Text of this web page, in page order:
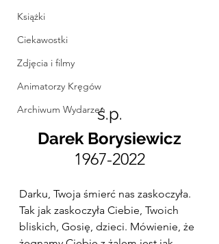
Książki
Ciekawostki
Zdjęcia i filmy
Animatorzy Kręgów
Archiwum Wydarzenś.p.
Darek Borysiewicz
1967-2022
Darku, Twoja śmierć nas zaskoczyła.
Tak jak zaskoczyła Ciebie, Twoich
bliskich, Gosię, dzieci. Mówienie, że